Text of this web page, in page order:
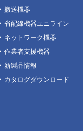
搬送機器
省配線機器ユニライン
ネットワーク機器
作業者支援機器
新製品情報
カタログダウンロード